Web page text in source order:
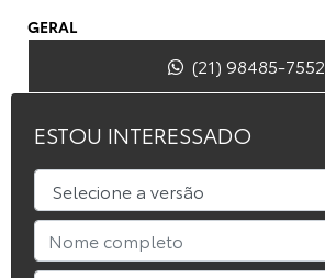
ESTOU INTERESSADO
GERAL
(21) 98485-7552